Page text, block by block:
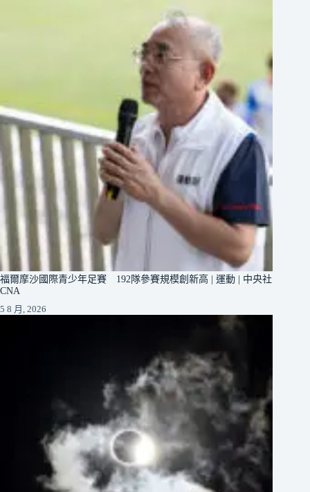
福爾摩沙國際青少年足賽 192隊參賽規模創新高 | 運動 | 中央社
CNA
5 8 月, 2026